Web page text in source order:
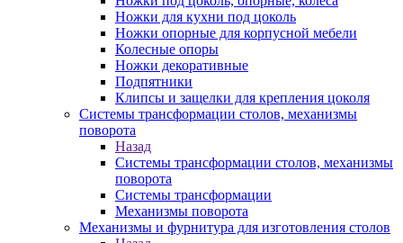
Ножки для кухни под цоколь
Ножки опорные для корпусной мебели
Колесные опоры
Ножки декоративные
Подпятники
Клипсы и защелки для крепления цоколя
Системы трансформации столов, механизмы
поворота
Назад
Системы трансформации столов, механизмы
поворота
Системы трансформации
Механизмы поворота
Механизмы и фурнитура для изготовления столов